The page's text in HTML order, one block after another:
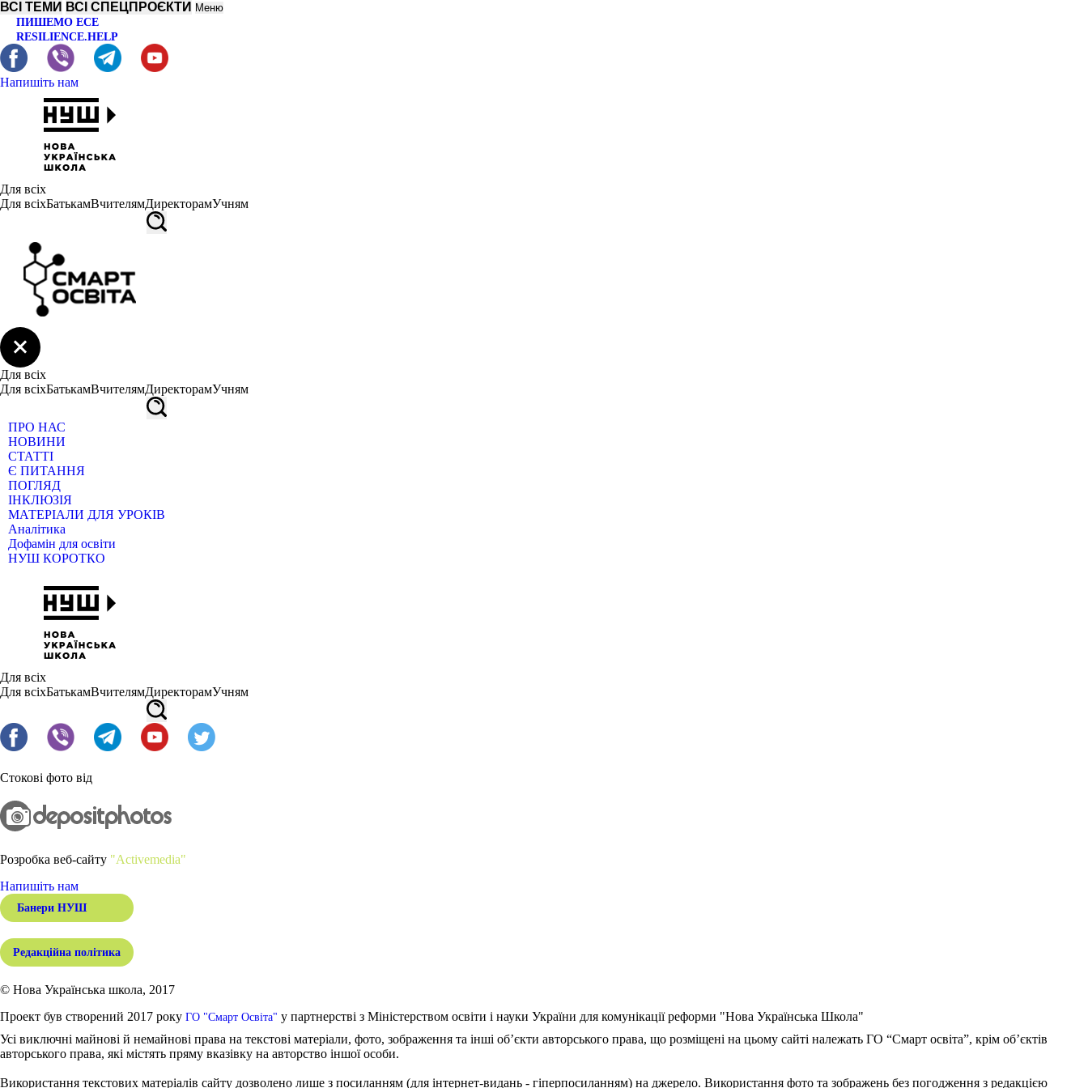
ВСІ ТЕМИ ВСІ СПЕЦПРОЄКТИ Меню
ПИШЕМО ЕСЕ
RESILIENCE.HELP
Напишіть нам
Для всіх
Для всіхБатькамВчителямДиректорамУчням
Для всіх
Для всіхБатькамВчителямДиректорамУчням
ПРО НАС
НОВИНИ
СТАТТІ
Є ПИТАННЯ
ПОГЛЯД
ІНКЛЮЗІЯ
МАТЕРІАЛИ ДЛЯ УРОКІВ
Аналітика
Дофамін для освіти
НУШ КОРОТКО
Для всіх
Для всіхБатькамВчителямДиректорамУчням
Стокові фото від
Розробка веб-сайту "Activemedia"
Напишіть нам
Банери НУШ
Редакційна політика
© Нова Українська школа, 2017
Проект був створений 2017 року ГО "Смарт Освіта" у партнерстві з Міністерством освіти і науки України для комунікації реформи "Нова Українська Школа"
Усі виключні майнові й немайнові права на текстові матеріали, фото, зображення та інші об’єкти авторського права, що розміщені на цьому сайті належать ГО “Смарт освіта”, крім об’єктів
авторського права, які містять пряму вказівку на авторство іншої особи.
Використання текстових матеріалів сайту дозволено лише з посиланням (для інтернет-видань - гіперпосиланням) на джерело. Використання фото та зображень без погодження з редакцією